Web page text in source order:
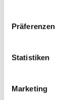
Präferenzen
Statistiken
Marketing
Hadeln
• Fevzi
• Uwe
Teilen
Sharing